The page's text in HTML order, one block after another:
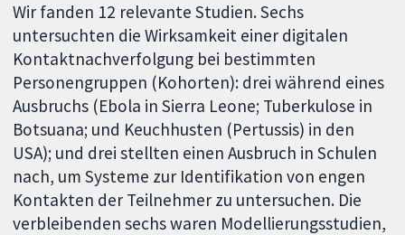
Wir fanden 12 relevante Studien. Sechs
untersuchten die Wirksamkeit einer digitalen
Kontaktnachverfolgung bei bestimmten
Personengruppen (Kohorten): drei während eines
Ausbruchs (Ebola in Sierra Leone; Tuberkulose in
Botsuana; und Keuchhusten (Pertussis) in den
USA); und drei stellten einen Ausbruch in Schulen
nach, um Systeme zur Identifikation von engen
Kontakten der Teilnehmer zu untersuchen. Die
verbleibenden sechs waren Modellierungsstudien,